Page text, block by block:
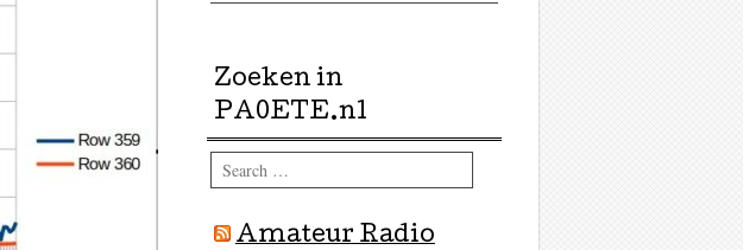
Zoeken in
PA0ETE.nl
Search
Amateur Radio